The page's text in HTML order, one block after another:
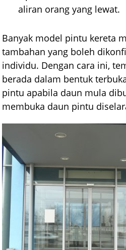
aliran orang yang lewat.
Banyak model pintu kereta
tambahan yang boleh
individu. Dengan cara ini,
berada dalam bentuk
pintu apabila daun mula
membuka daun pintu